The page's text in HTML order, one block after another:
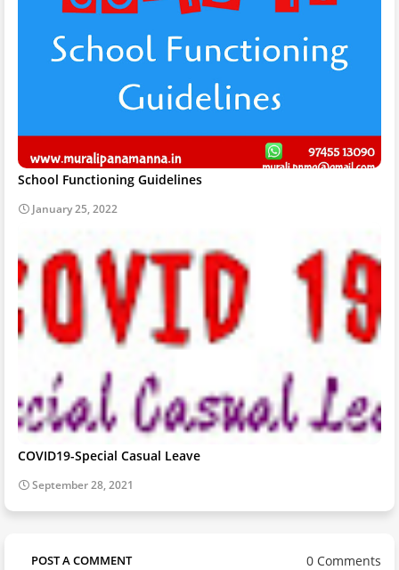
School Functioning Guidelines
January 25, 2022
COVID19-Special Casual Leave
September 28, 2021
POST A COMMENT 0 Comments